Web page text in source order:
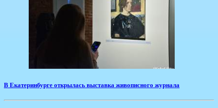
​В Екатеринбурге открылась выставка живописного журнала